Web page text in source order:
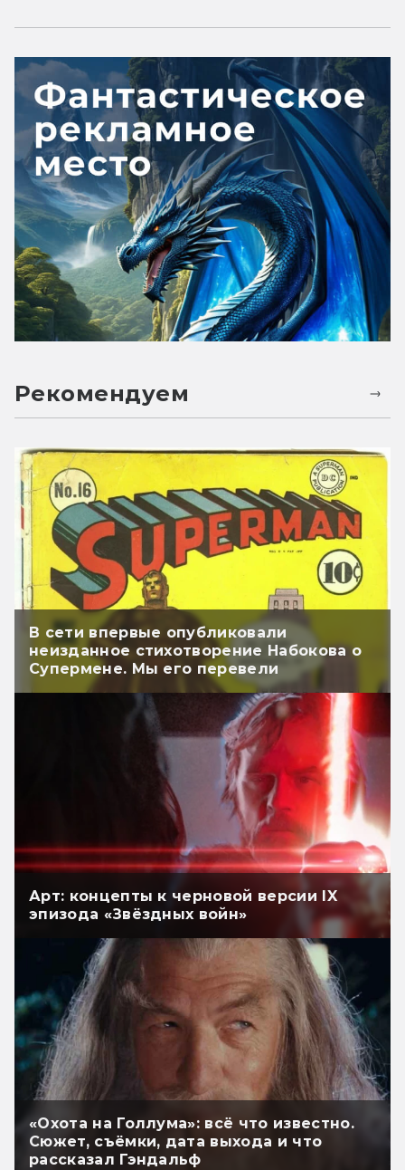
Рекомендуем
В сети впервые опубликовали
неизданное стихотворение Набокова о
Супермене. Мы его перевели
Арт: концепты к черновой версии IX
эпизода «Звёздных войн»
«Охота на Голлума»: всё что известно.
Сюжет, съёмки, дата выхода и что
рассказал Гэндальф